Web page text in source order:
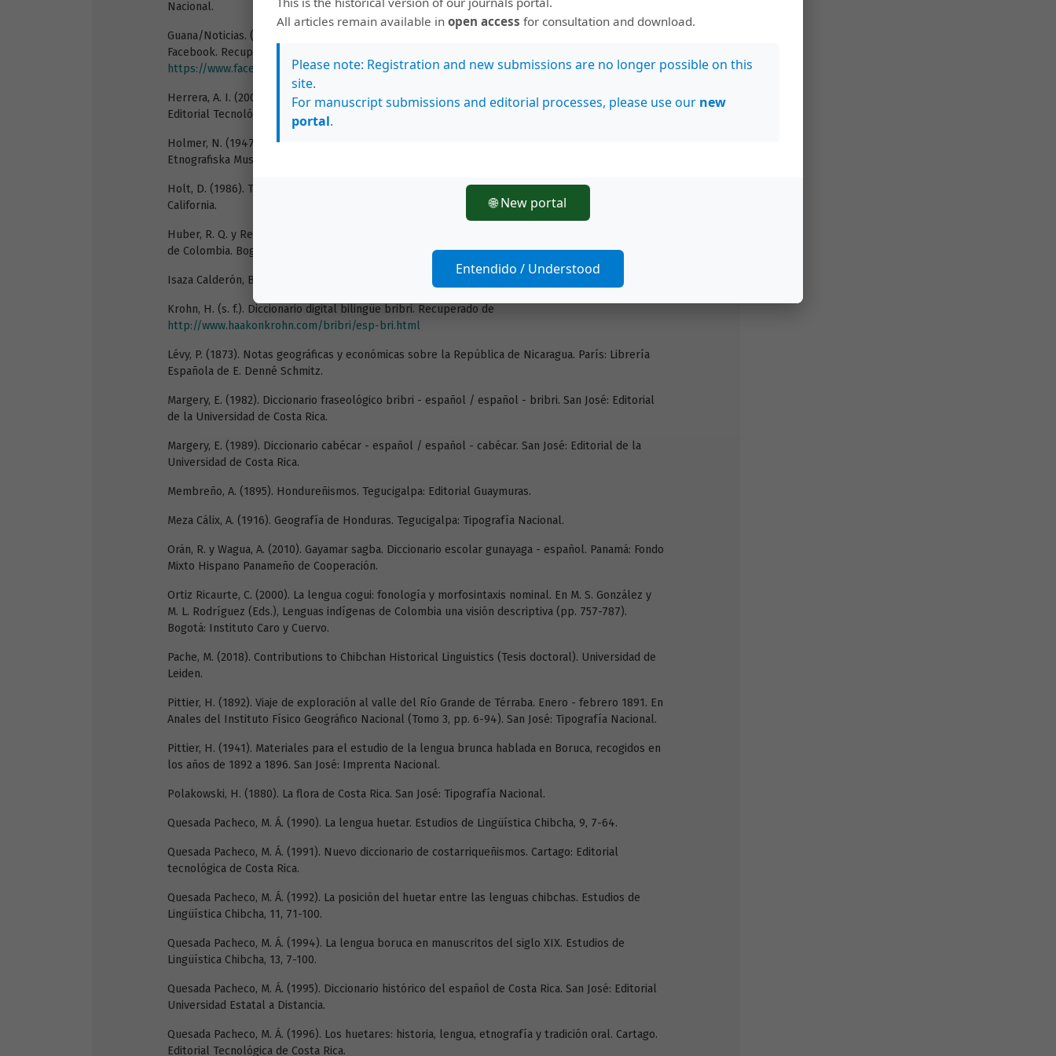
Nacional.
Guana/Noticias. (20 de febrero de 2018). Encuentran toboa gata en escuela de Cañas. [Post].
Facebook. Recuperado de
https://www.facebook.com/GuanaNoticiasLtda/posts/894544527373993
Herrera, A. I. (2009). Monseñor Thiel en Costa Rica. Visitas pastorales 1880 -1901. Cartago:
Editorial Tecnológica de Cartago.
Holmer, N. (1947). Critical and Comparative Grammar of the Cuna Language. Gotemburgo:
Etnografiska Museet.
Holt, D. (1986). The Development of the Paya Sound-System (Tesis doctoral). Universidad de
California.
Huber, R. Q. y Reed, B. R. (1992). Vocabulario comparativo. Palabras selectas de lenguas indígenas
de Colombia. Bogotá: Instituto Lingüístico de Verano.
Isaza Calderón, B. (1963). Panameñismos. Panamá: Impresora Panamá.
Krohn, H. (s. f.). Diccionario digital bilingüe bribri. Recuperado de
http://www.haakonkrohn.com/bribri/esp-bri.html
Lévy, P. (1873). Notas geográficas y económicas sobre la República de Nicaragua. París: Librería
Española de E. Denné Schmitz.
Margery, E. (1982). Diccionario fraseológico bribri - español / español - bribri. San José: Editorial
de la Universidad de Costa Rica.
Margery, E. (1989). Diccionario cabécar - español / español - cabécar. San José: Editorial de la
Universidad de Costa Rica.
Membreño, A. (1895). Hondureñismos. Tegucigalpa: Editorial Guaymuras.
Meza Cálix, A. (1916). Geografía de Honduras. Tegucigalpa: Tipografía Nacional.
Orán, R. y Wagua, A. (2010). Gayamar sagba. Diccionario escolar gunayaga - español. Panamá: Fondo
Mixto Hispano Panameño de Cooperación.
Ortiz Ricaurte, C. (2000). La lengua cogui: fonología y morfosintaxis nominal. En M. S. González y
M. L. Rodríguez (Eds.), Lenguas indígenas de Colombia una visión descriptiva (pp. 757-787).
Bogotá: Instituto Caro y Cuervo.
Pache, M. (2018). Contributions to Chibchan Historical Linguistics (Tesis doctoral). Universidad de
Leiden.
Pittier, H. (1892). Viaje de exploración al valle del Río Grande de Térraba. Enero - febrero 1891. En
Anales del Instituto Físico Geográfico Nacional (Tomo 3, pp. 6-94). San José: Tipografía Nacional.
Pittier, H. (1941). Materiales para el estudio de la lengua brunca hablada en Boruca, recogidos en
los años de 1892 a 1896. San José: Imprenta Nacional.
Polakowski, H. (1880). La flora de Costa Rica. San José: Tipografía Nacional.
Quesada Pacheco, M. Á. (1990). La lengua huetar. Estudios de Lingüística Chibcha, 9, 7-64.
Quesada Pacheco, M. Á. (1991). Nuevo diccionario de costarriqueñismos. Cartago: Editorial
tecnológica de Costa Rica.
Quesada Pacheco, M. Á. (1992). La posición del huetar entre las lenguas chibchas. Estudios de
Lingüística Chibcha, 11, 71-100.
Quesada Pacheco, M. Á. (1994). La lengua boruca en manuscritos del siglo XIX. Estudios de
Lingüística Chibcha, 13, 7-100.
Quesada Pacheco, M. Á. (1995). Diccionario histórico del español de Costa Rica. San José: Editorial
Universidad Estatal a Distancia.
Quesada Pacheco, M. Á. (1996). Los huetares: historia, lengua, etnografía y tradición oral. Cartago.
Editorial Tecnológica de Costa Rica.
All articles remain available in open access for consultation and download.
Please note: Registration and new submissions are no longer possible on this
site.
For manuscript submissions and editorial processes, please use our new
portal.
🌐 New portal
Entendido / Understood